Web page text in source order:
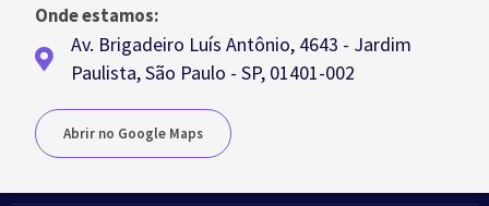
Onde estamos:
Av. Brigadeiro Luís Antônio, 4643 - Jardim
Paulista, São Paulo - SP, 01401-002
Abrir no Google Maps